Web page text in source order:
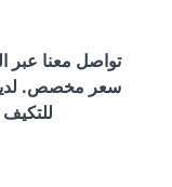
تواصل معنا
سعر مخصص.